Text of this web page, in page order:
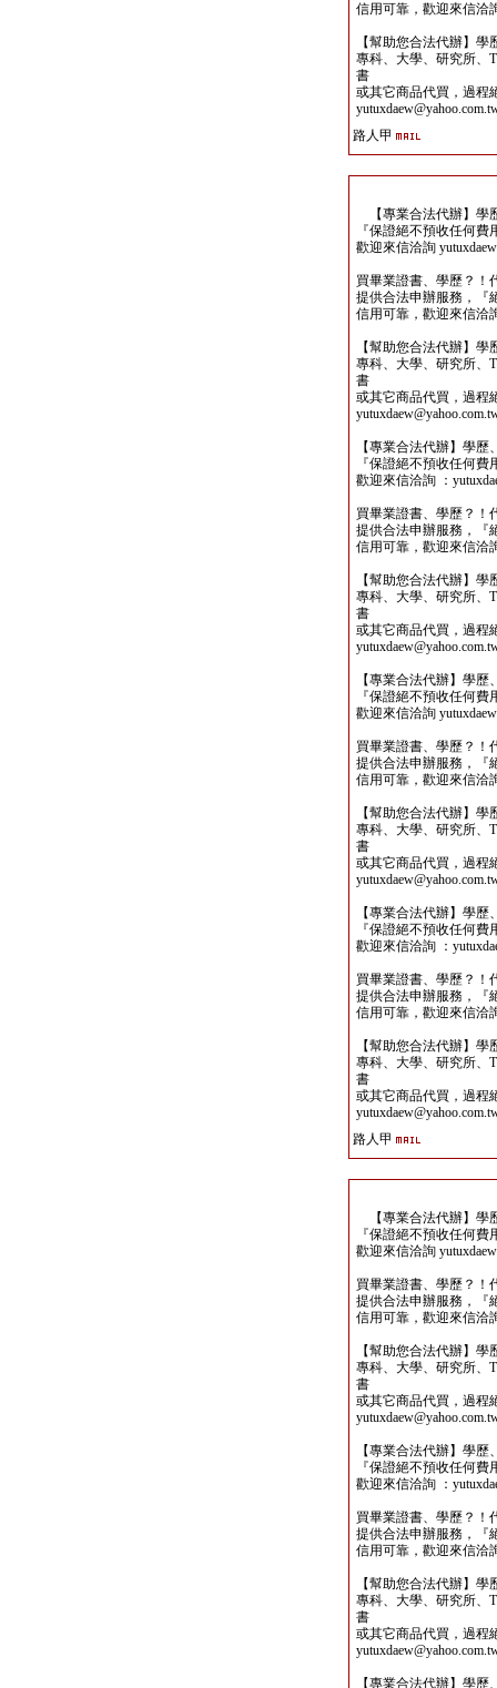
信用可靠，歡迎來信洽
【幫助您合法代辦】
專科、大學、研究所、
書
或其它商品代買，過程
路人甲
【專業合法代辦】學
『保證絕不預收任何
歡迎來信洽詢
買畢業證書、學歷？！
提供合法申辦服務，『
信用可靠，歡迎來信洽
【幫助您合法代辦】
專科、大學、研究所、
書
或其它商品代買，過程
【專業合法代辦】學
『保證絕不預收任何
歡迎來信洽詢 ：
買畢業證書、學歷？！
提供合法申辦服務，『
信用可靠，歡迎來信洽
【幫助您合法代辦】
專科、大學、研究所、
書
或其它商品代買，過程
【專業合法代辦】學
『保證絕不預收任何
歡迎來信洽詢
買畢業證書、學歷？！
提供合法申辦服務，『
信用可靠，歡迎來信洽
【幫助您合法代辦】
專科、大學、研究所、
書
或其它商品代買，過程
【專業合法代辦】學
『保證絕不預收任何
歡迎來信洽詢 ：
買畢業證書、學歷？！
提供合法申辦服務，『
信用可靠，歡迎來信洽
【幫助您合法代辦】
專科、大學、研究所、
書
或其它商品代買，過程
路人甲
【專業合法代辦】學
『保證絕不預收任何
歡迎來信洽詢
買畢業證書、學歷？！
提供合法申辦服務，『
信用可靠，歡迎來信洽
【幫助您合法代辦】
專科、大學、研究所、
書
或其它商品代買，過程
【專業合法代辦】學
『保證絕不預收任何
歡迎來信洽詢 ：
買畢業證書、學歷？！
提供合法申辦服務，『
信用可靠，歡迎來信洽
【幫助您合法代辦】
專科、大學、研究所、
書
或其它商品代買，過程
【專業合法代辦】學